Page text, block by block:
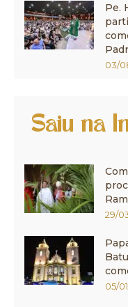
Pe.
03/
Saiu na
29/
05/